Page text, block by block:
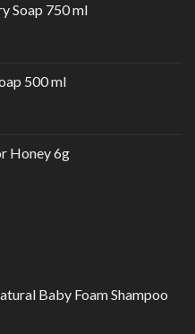
Soap 750 ml
500 ml
Honey 6g
Baby Foam Shampoo